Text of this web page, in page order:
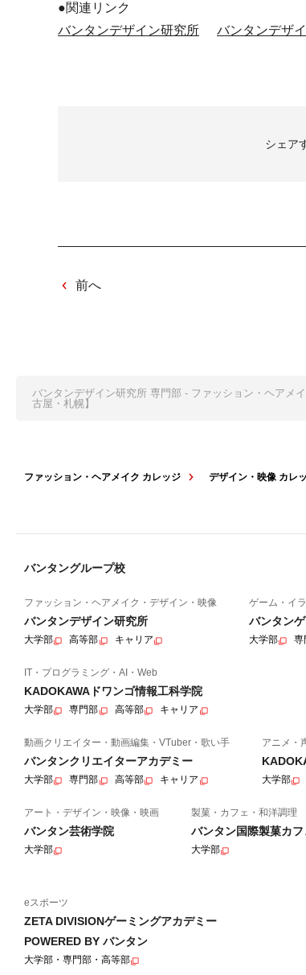
●関連リンク
バンタンデザイン研究所
バンタンデザ
シェア
前へ
バンタンデザイン研究所 専門部 - ファッション・ヘアメ
古屋・札幌】
ファッション・ヘアメイク カレッジ デザイン・映像 カレ
バンタングループ校
ファッション・ヘアメイク・デザイン・映像
バンタンデザイン研究所
大学部 高等部 キャリア
ゲーム・イ
バンタン
大学部 専
IT・プログラミング・AI・Web
KADOKAWAドワンゴ情報工科学院
大学部 専門部 高等部 キャリア
動画クリエイター・動画編集・VTuber・歌い手
バンタンクリエイターアカデミー
大学部 専門部 高等部 キャリア
アニメ・
大学部
アート・デザイン・映像・映画
バンタン芸術学院
大学部
製菓・カフェ・和洋調理
バンタン国際製菓カ
大学部
eスポーツ
ZETA DIVISIONゲーミングアカデミー
POWERED BY バンタン
大学部・専門部・高等部